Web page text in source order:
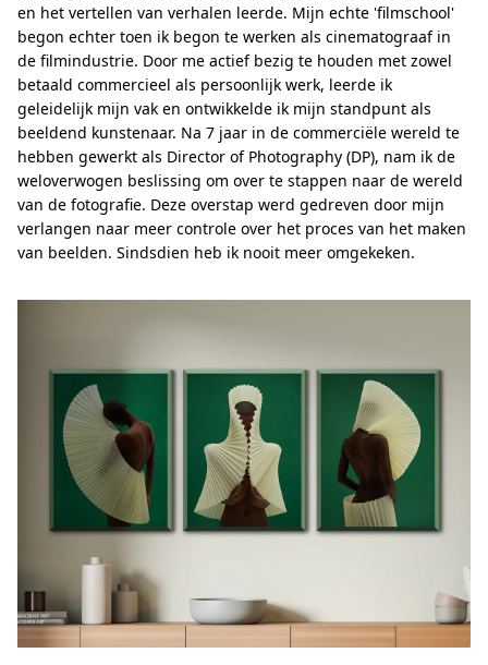
en het vertellen van verhalen leerde. Mijn echte 'filmschool'
begon echter toen ik begon te werken als cinematograaf in
de filmindustrie. Door me actief bezig te houden met zowel
betaald commercieel als persoonlijk werk, leerde ik
geleidelijk mijn vak en ontwikkelde ik mijn standpunt als
beeldend kunstenaar. Na 7 jaar in de commerciële wereld te
hebben gewerkt als Director of Photography (DP), nam ik de
weloverwogen beslissing om over te stappen naar de wereld
van de fotografie. Deze overstap werd gedreven door mijn
verlangen naar meer controle over het proces van het maken
van beelden. Sindsdien heb ik nooit meer omgekeken.